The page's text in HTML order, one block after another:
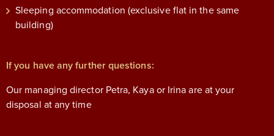
Sleeping accommodation (exclusive flat in the same
building)
If you have any further questions:
Our managing director Petra, Kaya or Irina are at your
disposal at any time